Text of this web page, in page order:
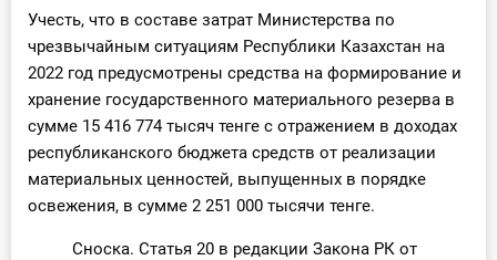
Учесть, что в составе затрат Министерства по
чрезвычайным ситуациям Республики Казахстан на
2022 год предусмотрены средства на формирование и
хранение государственного материального резерва в
сумме 15 416 774 тысяч тенге с отражением в доходах
республиканского бюджета средств от реализации
материальных ценностей, выпущенных в порядке
освежения, в сумме 2 251 000 тысячи тенге.
Сноска. Статья 20 в редакции Закона РК от